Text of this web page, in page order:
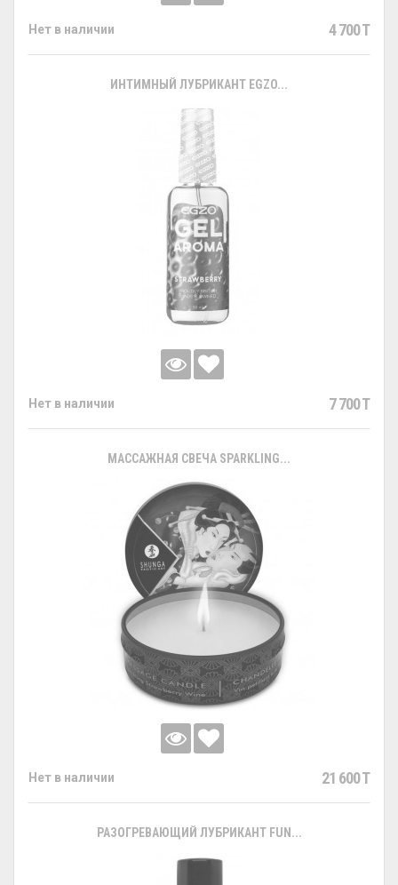
Нет в наличии 4 700 T
ИНТИМНЫЙ ЛУБРИКАНТ EGZO...
Нет в наличии 7 700 T
МАССАЖНАЯ СВЕЧА SPARKLING...
Нет в наличии 21 600 T
РАЗОГРЕВАЮЩИЙ ЛУБРИКАНТ FUN...